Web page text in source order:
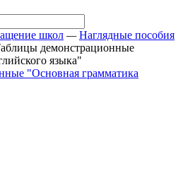
школ —Наглядные пособия
демонстрационные
языка"